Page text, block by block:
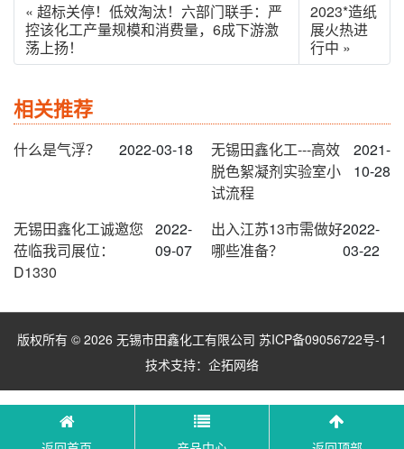
« 超标关停！低效淘汰！六部门联手：严
控该化工产量规模和消费量，6成下游激
荡上扬！
2023*造纸
展火热进
行中 »
相关推荐
什么是气浮？ 2022-03-18
无锡田鑫化工---高效
脱色絮凝剂实验室小
试流程
2021-
10-28
无锡田鑫化工诚邀您
莅临我司展位：
D1330
2022-
09-07
出入江苏13市需做好
哪些准备？
2022-
03-22
版权所有 © 2026 无锡市田鑫化工有限公司 苏ICP备09056722号-1
技术支持： 企拓网络